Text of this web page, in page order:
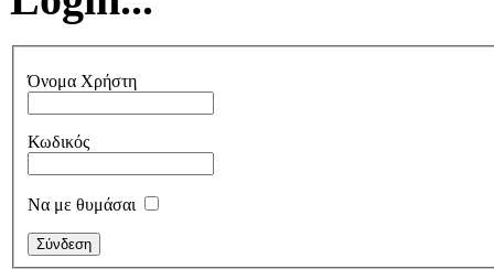
Όνομα Χρήστη
Κωδικός
Να με θυμάσαι